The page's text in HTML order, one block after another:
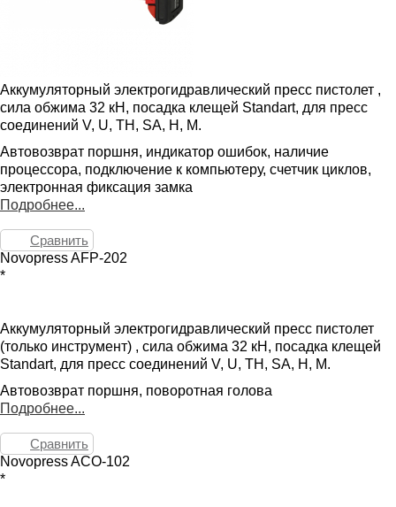
Аккумуляторный электрогидравлический пресс пистолет ,
сила обжима 32 кН, посадка клещей Standart, для пресс
соединений V, U, TH, SA, H, M.
Автовозврат поршня, индикатор ошибок, наличие
процессора, подключение к компьютеру, счетчик циклов,
электронная фиксация замка
Подробнее...
Сравнить
Novopress AFP-202
*
Аккумуляторный электрогидравлический пресс пистолет
(только инструмент) , сила обжима 32 кН, посадка клещей
Standart, для пресс соединений V, U, TH, SA, H, M.
Автовозврат поршня, поворотная голова
Подробнее...
Сравнить
Novopress ACO-102
*